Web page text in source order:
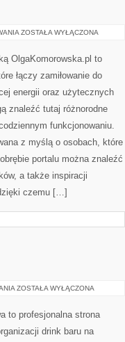
KULTURA
ZOSTAŁA WYŁĄCZONA
OlgaKomorowska.pl to
łączy zamiłowanie do
energii oraz użytecznych
znaleźć tutaj różnorodne
funkcjonowaniu.
z myślą o osobach, które
portalu można znaleźć
a także inspiracji
czemu […]
PIWO
ZOSTAŁA WYŁĄCZONA
to profesjonalna strona
drink baru na